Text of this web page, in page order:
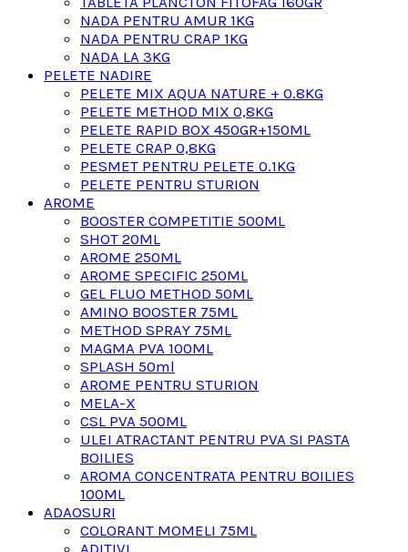
NADA PENTRU AMUR 1KG
NADA PENTRU CRAP 1KG
NADA LA 3KG
PELETE NADIRE
PELETE MIX AQUA NATURE + 0.8KG
PELETE METHOD MIX 0,8KG
PELETE RAPID BOX 450GR+150ML
PELETE CRAP 0,8KG
PESMET PENTRU PELETE 0.1KG
PELETE PENTRU STURION
AROME
BOOSTER COMPETITIE 500ML
SHOT 20ML
AROME 250ML
AROME SPECIFIC 250ML
GEL FLUO METHOD 50ML
AMINO BOOSTER 75ML
METHOD SPRAY 75ML
MAGMA PVA 100ML
SPLASH 50ml
AROME PENTRU STURION
MELA-X
CSL PVA 500ML
ULEI ATRACTANT PENTRU PVA SI PASTA
BOILIES
AROMA CONCENTRATA PENTRU BOILIES
100ML
ADAOSURI
COLORANT MOMELI 75ML
ADITIVI